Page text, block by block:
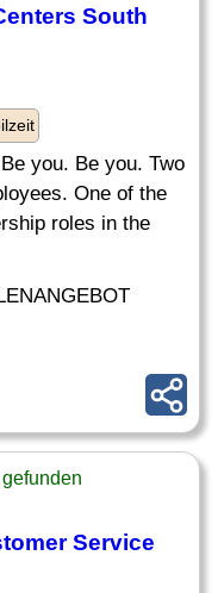
South
you. Be you. Two
One of the
roles in the
Service